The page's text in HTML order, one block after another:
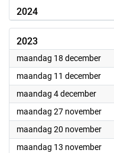
2024
2023
maandag 18 december2023
maandag 11 december2023
maandag 4 december2023
maandag 27 november
maandag 20 november
maandag 13 november